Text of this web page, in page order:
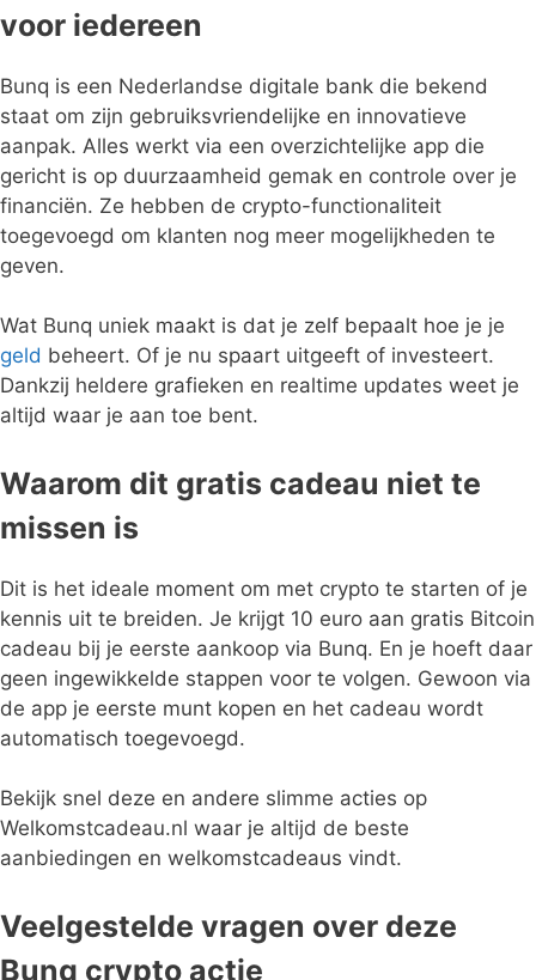
voor iedereen
Bunq is een Nederlandse digitale bank die bekend
staat om zijn gebruiksvriendelijke en innovatieve
aanpak. Alles werkt via een overzichtelijke app die
gericht is op duurzaamheid gemak en controle over je
financiën. Ze hebben de crypto-functionaliteit
toegevoegd om klanten nog meer mogelijkheden te
geven.
Wat Bunq uniek maakt is dat je zelf bepaalt hoe je je
geld beheert. Of je nu spaart uitgeeft of investeert.
Dankzij heldere grafieken en realtime updates weet je
altijd waar je aan toe bent.
Waarom dit gratis cadeau niet te
missen is
Dit is het ideale moment om met crypto te starten of je
kennis uit te breiden. Je krijgt 10 euro aan gratis Bitcoin
cadeau bij je eerste aankoop via Bunq. En je hoeft daar
geen ingewikkelde stappen voor te volgen. Gewoon via
de app je eerste munt kopen en het cadeau wordt
automatisch toegevoegd.
Bekijk snel deze en andere slimme acties op
Welkomstcadeau.nl waar je altijd de beste
aanbiedingen en welkomstcadeaus vindt.
Veelgestelde vragen over deze
Bunq crypto actie